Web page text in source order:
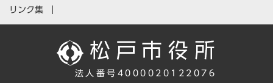
リンク集
法人番号4000020122076